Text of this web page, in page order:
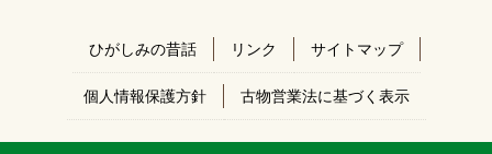
ひがしみの昔話 リンク サイトマップ
個人情報保護方針 古物営業法に基づく表示